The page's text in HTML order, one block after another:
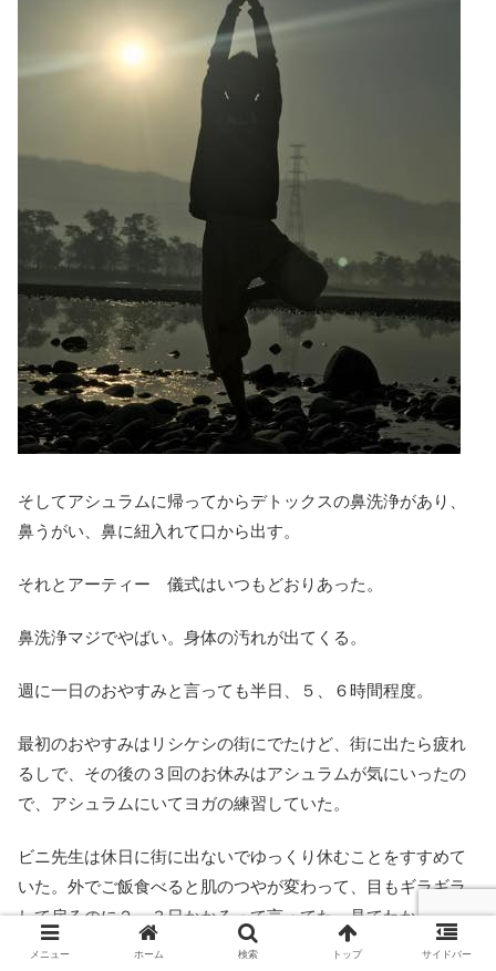
そしてアシュラムに帰ってからデトックスの鼻洗浄があり、
鼻うがい、鼻に紐入れて口から出す。
それとアーティー 儀式はいつもどおりあった。
鼻洗浄マジでやばい。身体の汚れが出てくる。
週に一日のおやすみと言っても半日、５、６時間程度。
最初のおやすみはリシケシの街にでたけど、街に出たら疲れ
るしで、その後の３回のお休みはアシュラムが気にいったの
で、アシュラムにいてヨガの練習していた。
ビニ先生は休日に街に出ないでゆっくり休むことをすすめて
いた。外でご飯食べると肌のつやが変わって、目もギラギラ
して戻るのに２、３日かかるって言ってた。見てわかるのだ
ろうか？ 顔見たら遊び行った人わかるって言ってたが。
メニュー ホーム 検索 トップ サイドバー